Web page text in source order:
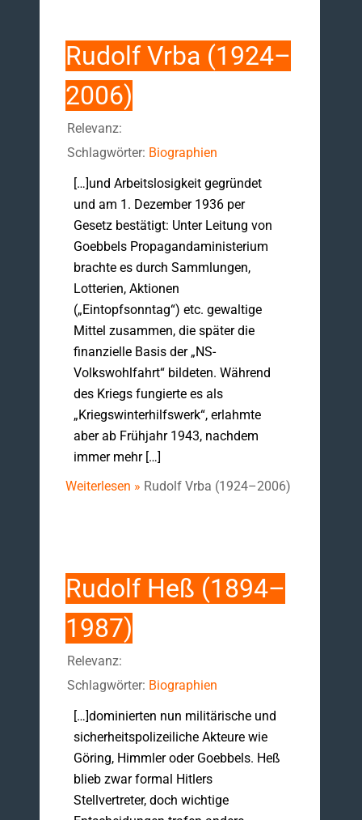
Rudolf Vrba (1924–
2006)
Relevanz:
Schlagwörter: Biographien
[…]und Arbeitslosigkeit gegründet
und am 1. Dezember 1936 per
Gesetz bestätigt: Unter Leitung von
Goebbels Propagandaministerium
brachte es durch Sammlungen,
Lotterien, Aktionen
(„Eintopfsonntag“) etc. gewaltige
Mittel zusammen, die später die
finanzielle Basis der „NS-
Volkswohlfahrt“ bildeten. Während
des Kriegs fungierte es als
„Kriegswinter­hilfswerk“, erlahmte
aber ab Frühjahr 1943, nachdem
immer mehr […]
Weiterlesen » Rudolf Vrba (1924–2006)
Rudolf Heß (1894–
1987)
Relevanz:
Schlagwörter: Biographien
[…]dominierten nun militärische und
sicherheitspolizeiliche Akteure wie
Göring, Himmler oder Goebbels. Heß
blieb zwar formal Hitlers
Stellvertreter, doch wichtige